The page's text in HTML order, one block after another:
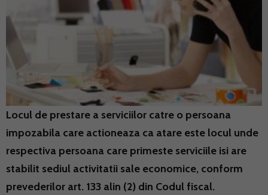
Locul de prestare a serviciilor catre o persoana
impozabila care actioneaza ca atare este locul unde
respectiva persoana care primeste serviciile isi are
stabilit sediul activitatii sale economice, conform
prevederilor art. 133 alin (2) din Codul fiscal.